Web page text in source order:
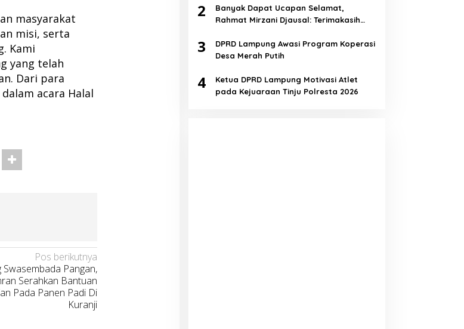
masyarakat
misi, serta
Kami
yang telah
Dari para
acara Halal
Pos berikutnya
Swasembada Pangan,
Serahkan Bantuan
Pada Panen Padi Di
Kuranji
2
Banyak Dapat Ucapan Selamat,
Rahmat Mirzani Djausal: Terimakasih
3
DPRD Lampung Awasi Program Koperasi
Desa Merah Putih
4
Ketua DPRD Lampung Motivasi Atlet
pada Kejuaraan Tinju Polresta 2026